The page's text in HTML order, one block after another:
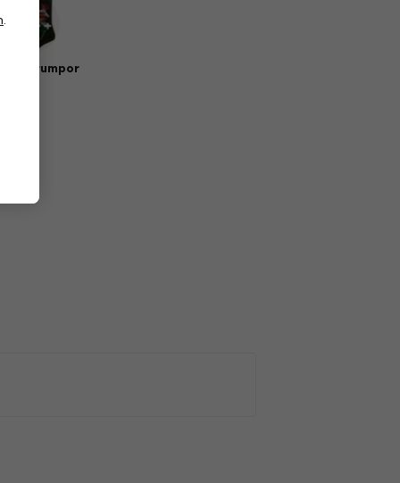
.
strumpor